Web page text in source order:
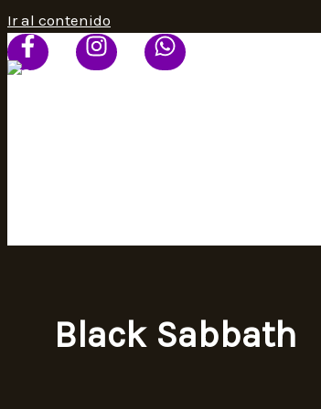
Ir al contenido
Black Sabbath